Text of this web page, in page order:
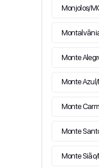
Monjolos/
Monte
Monte
Monte
Monte
Monte